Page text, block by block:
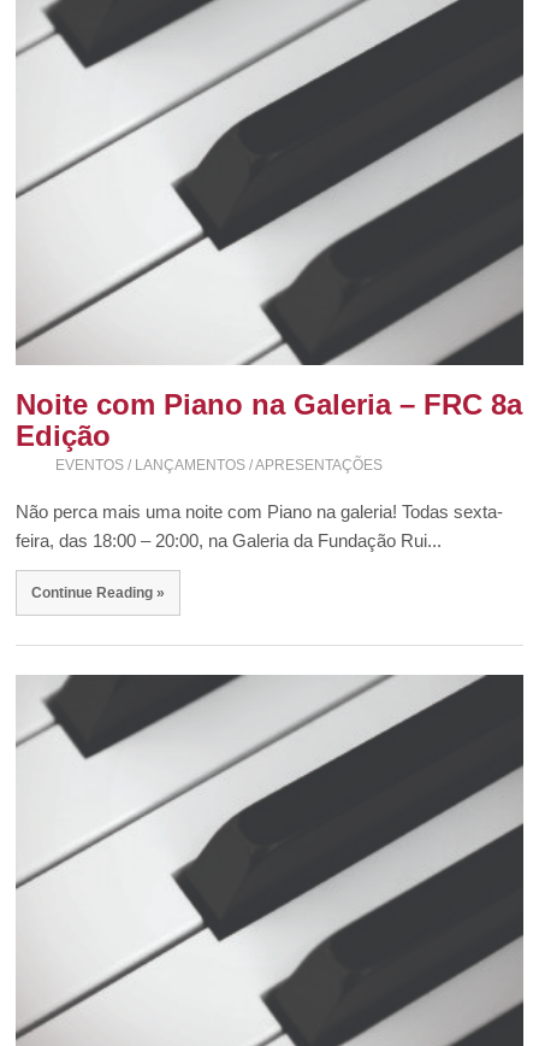
Noite com Piano na Galeria – FRC 8a
Edição
EVENTOS / LANÇAMENTOS / APRESENTAÇÕES
Não perca mais uma noite com Piano na galeria! Todas sexta-
feira, das 18:00 – 20:00, na Galeria da Fundação Rui...
Continue Reading »